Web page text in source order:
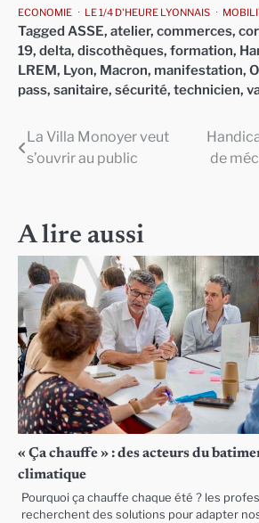
ECONOMIE LE 1/4 D'HEURE LYONNAIS
Tagged ASSE, atelier, commerces,
19, delta, discothèques, formation,
LREM, Lyon, Macron, manifestation,
pass, sanitaire, sécurité, technicien,
Navigation
La Villa Monoyer veut
s’ouvrir au public
de
A lire aussi
« Ça chauffe » : des acteurs du
climatique
Pourquoi ça chauffe chaque été ? les
recherchent des solutions pour adapter